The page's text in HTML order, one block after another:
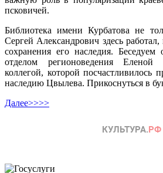
псковичей.
Библиотека имени Курбатова не
Сергей Александрович здесь
сохранения его наследия.
отделом регионоведения
коллегой, которой посчастливилось
наследию Цвылева. Прикоснуться в
Далее>>>>